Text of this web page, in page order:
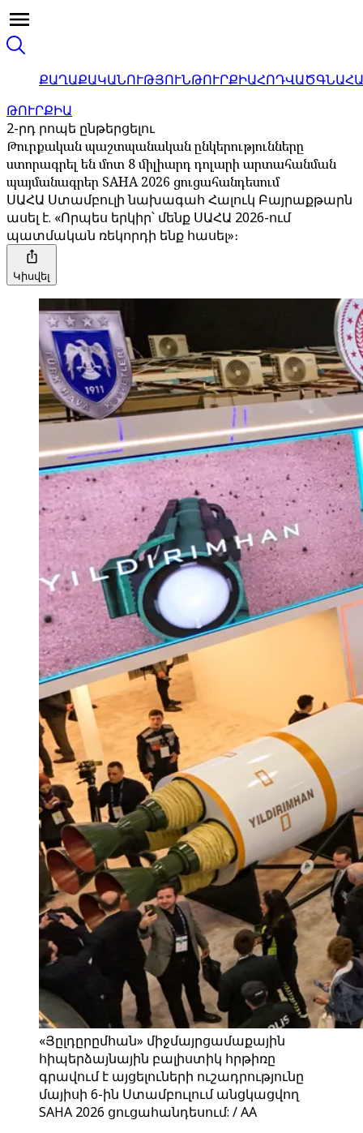
ՔԱՂԱՔԱԿԱՆՈՒԹՅՈՒՆԹՈՒՐՔԻԱՀՈԴՎԱԾ
ԹՈՒՐՔԻԱ
2-րդ րոպե ընթերցելու
Թուրքական պաշտպանական ընկերությունները
ստորագրել են մոտ 8 միլիարդ դոլարի արտահանման
պայմանագրեր SAHA 2026 ցուցահանդեսում
ՍԱՀԱ Ստամբուլի նախագահ Հալուկ Բայրաքթարն
ասել է. «Որպես երկիր՝ մենք ՍԱՀԱ 2026-ում
պատմական ռեկորդի ենք հասել»։
Կիսվել
«Յըլդըրըմհան» միջմայրցամաքային
հիպերձայնային բալիստիկ հրթիռը
գրավում է այցելուների ուշադրությունը
մայիսի 6-ին Ստամբուլում անցկացվող
SAHA 2026 ցուցահանդեսում: / AA